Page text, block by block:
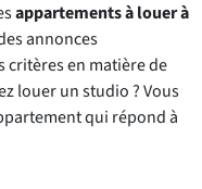
appartements à louer à
annonces
en matière de
louer un studio ? Vous
qui répond à